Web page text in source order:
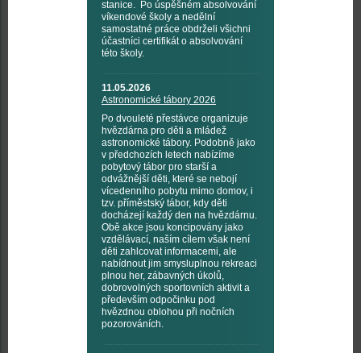
stanice. Po úspěšném absolvování
víkendové školy a nedělní
samostatné práce obdrželi všichni
účastníci certifikát o absolvování
této školy.
11.05.2026
Astronomické tábory 2026
Po dvouleté přestávce organizuje
hvězdárna pro děti a mládež
astronomické tábory. Podobně jako
v předchozích letech nabízíme
pobytový tábor pro starší a
odvážnější děti, které se nebojí
vícedenního pobytu mimo domov, i
tzv. příměstský tábor, kdy děti
docházejí každý den na hvězdárnu.
Obě akce jsou koncipovány jako
vzdělávací, naším cílem však není
děti zahlcovat informacemi, ale
nabídnout jim smysluplnou rekreaci
plnou her, zábavných úkolů,
dobrovolných sportovních aktivit a
především odpočinku pod
hvězdnou oblohou při nočních
pozorováních.